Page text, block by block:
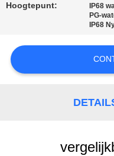
Hoogtepunt: IP68
PG-
IP68